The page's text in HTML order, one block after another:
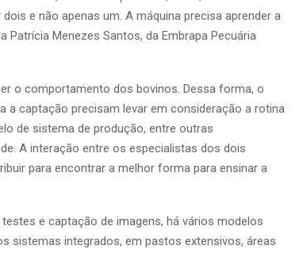
e não apenas um. A máquina precisa aprender a
Patrícia Menezes Santos, da Embrapa Pecuária
o comportamento dos bovinos. Dessa forma, o
a captação precisam levar em consideração a rotina
de sistema de produção, entre outras
A interação entre os especialistas dos dois
para encontrar a melhor forma para ensinar a
e captação de imagens, há vários modelos
sistemas integrados, em pastos extensivos, áreas